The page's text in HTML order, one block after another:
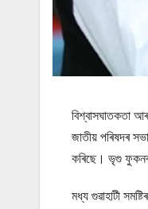
বিশ্বাসঘাতকতা
জাতীয় পৰিষদৰ
কৰিছে। ভৃগু ফুকনৰ
মধ্য গুৱাহাটী